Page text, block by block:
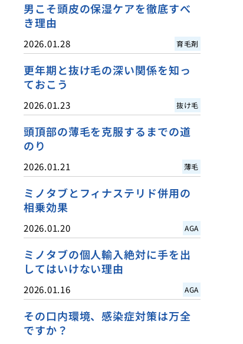
男こそ頭皮の保湿ケアを徹底すべ
き理由
2026.01.28 育毛剤
更年期と抜け毛の深い関係を知っ
ておこう
2026.01.23 抜け毛
頭頂部の薄毛を克服するまでの道
のり
2026.01.21 薄毛
ミノタブとフィナステリド併用の
相乗効果
2026.01.20 AGA
ミノタブの個人輸入絶対に手を出
してはいけない理由
2026.01.16 AGA
その口内環境、感染症対策は万全
ですか？